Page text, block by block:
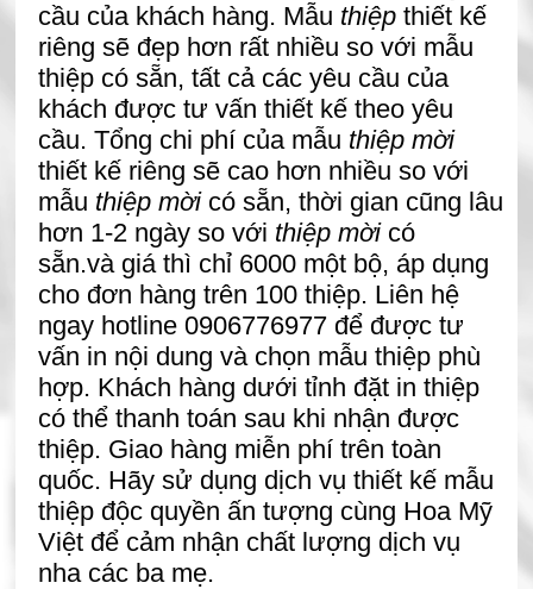
cầu của khách hàng. Mẫu thiệp thiết kế
riêng sẽ đẹp hơn rất nhiều so với mẫu
thiệp có sẵn, tất cả các yêu cầu của
khách được tư vấn thiết kế theo yêu
cầu. Tổng chi phí của mẫu thiệp mời
thiết kế riêng sẽ cao hơn nhiều so với
mẫu thiệp mời có sẵn, thời gian cũng lâu
hơn 1-2 ngày so với thiệp mời có
sẵn.và giá thì chỉ 6000 một bộ, áp dụng
cho đơn hàng trên 100 thiệp. Liên hệ
ngay hotline 0906776977 để được tư
vấn in nội dung và chọn mẫu thiệp phù
hợp. Khách hàng dưới tỉnh đặt in thiệp
có thể thanh toán sau khi nhận được
thiệp. Giao hàng miễn phí trên toàn
quốc. Hãy sử dụng dịch vụ thiết kế mẫu
thiệp độc quyền ấn tượng cùng Hoa Mỹ
Việt để cảm nhận chất lượng dịch vụ
nha các ba mẹ.